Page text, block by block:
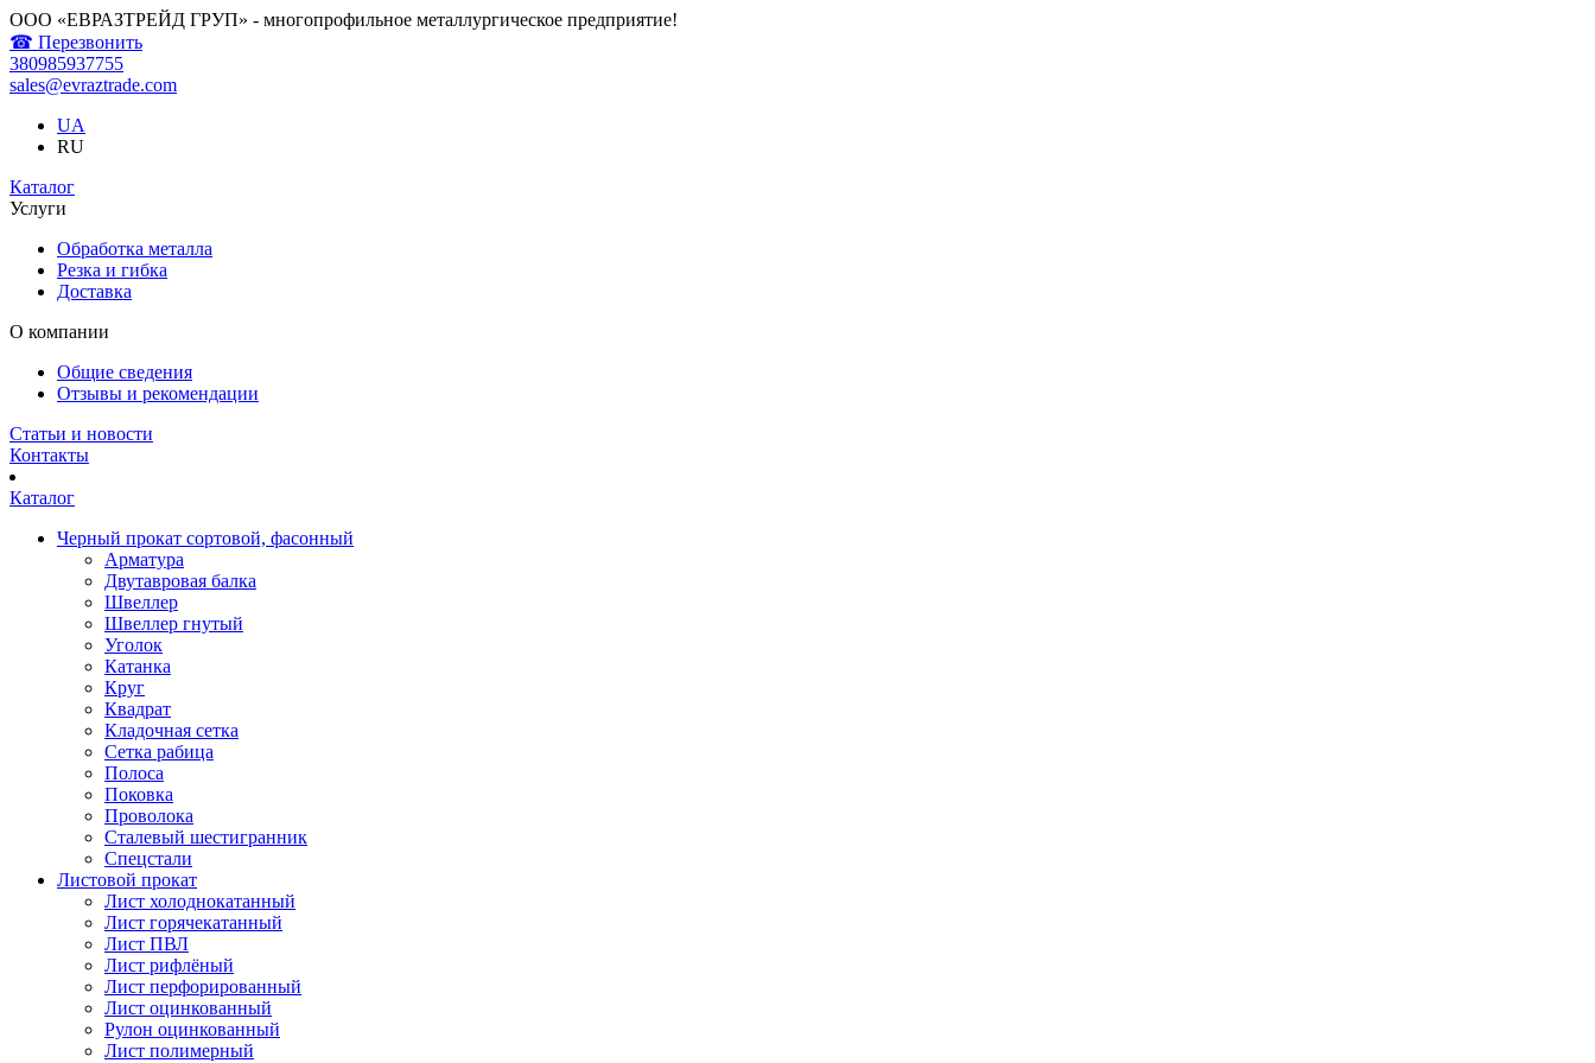
ООО «ЕВРАЗТРЕЙД ГРУП» - многопрофильное металлургическое предприятие!
☎ Перезвонить
380985937755
sales@evraztrade.com
UA
RU
Каталог
Услуги
Обработка металла
Резка и гибка
Доставка
О компании
Общие сведения
Отзывы и рекомендации
Статьи и новости
Контакты
Каталог
Черный прокат сортовой, фасонный
Арматура
Двутавровая балка
Швеллер
Швеллер гнутый
Уголок
Катанка
Круг
Квадрат
Кладочная сетка
Сетка рабица
Полоса
Поковка
Проволока
Сталевый шестигранник
Спецстали
Листовой прокат
Лист холоднокатанный
Лист горячекатанный
Лист ПВЛ
Лист рифлёный
Лист перфорированный
Лист оцинкованный
Рулон оцинкованный
Лист полимерный